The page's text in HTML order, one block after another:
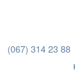
(067) 314 23 88